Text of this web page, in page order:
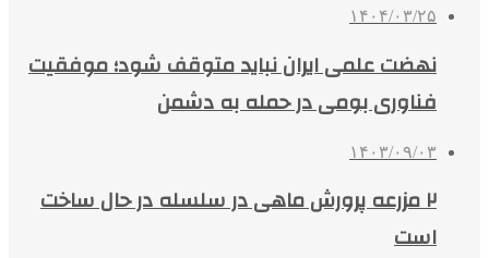
۱۴۰۴/۰۳/۲۵
نهضت علمی ایران نباید متوقف شود؛ موفقیت
فناوری بومی در حمله به دشمن
۱۴۰۳/۰۹/۰۳
۲ مزرعه پرورش ماهی در سلسله در حال ساخت
است